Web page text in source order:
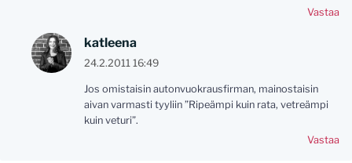
Vastaa
katleena
24.2.2011 16:49
Jos omistaisin autonvuokrausfirman, mainostaisin
aivan varmasti tyyliin ”Ripeämpi kuin rata, vetreämpi
kuin veturi”.
Vastaa